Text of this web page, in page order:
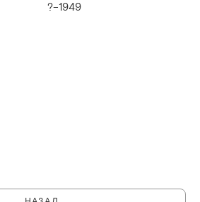
?–1949